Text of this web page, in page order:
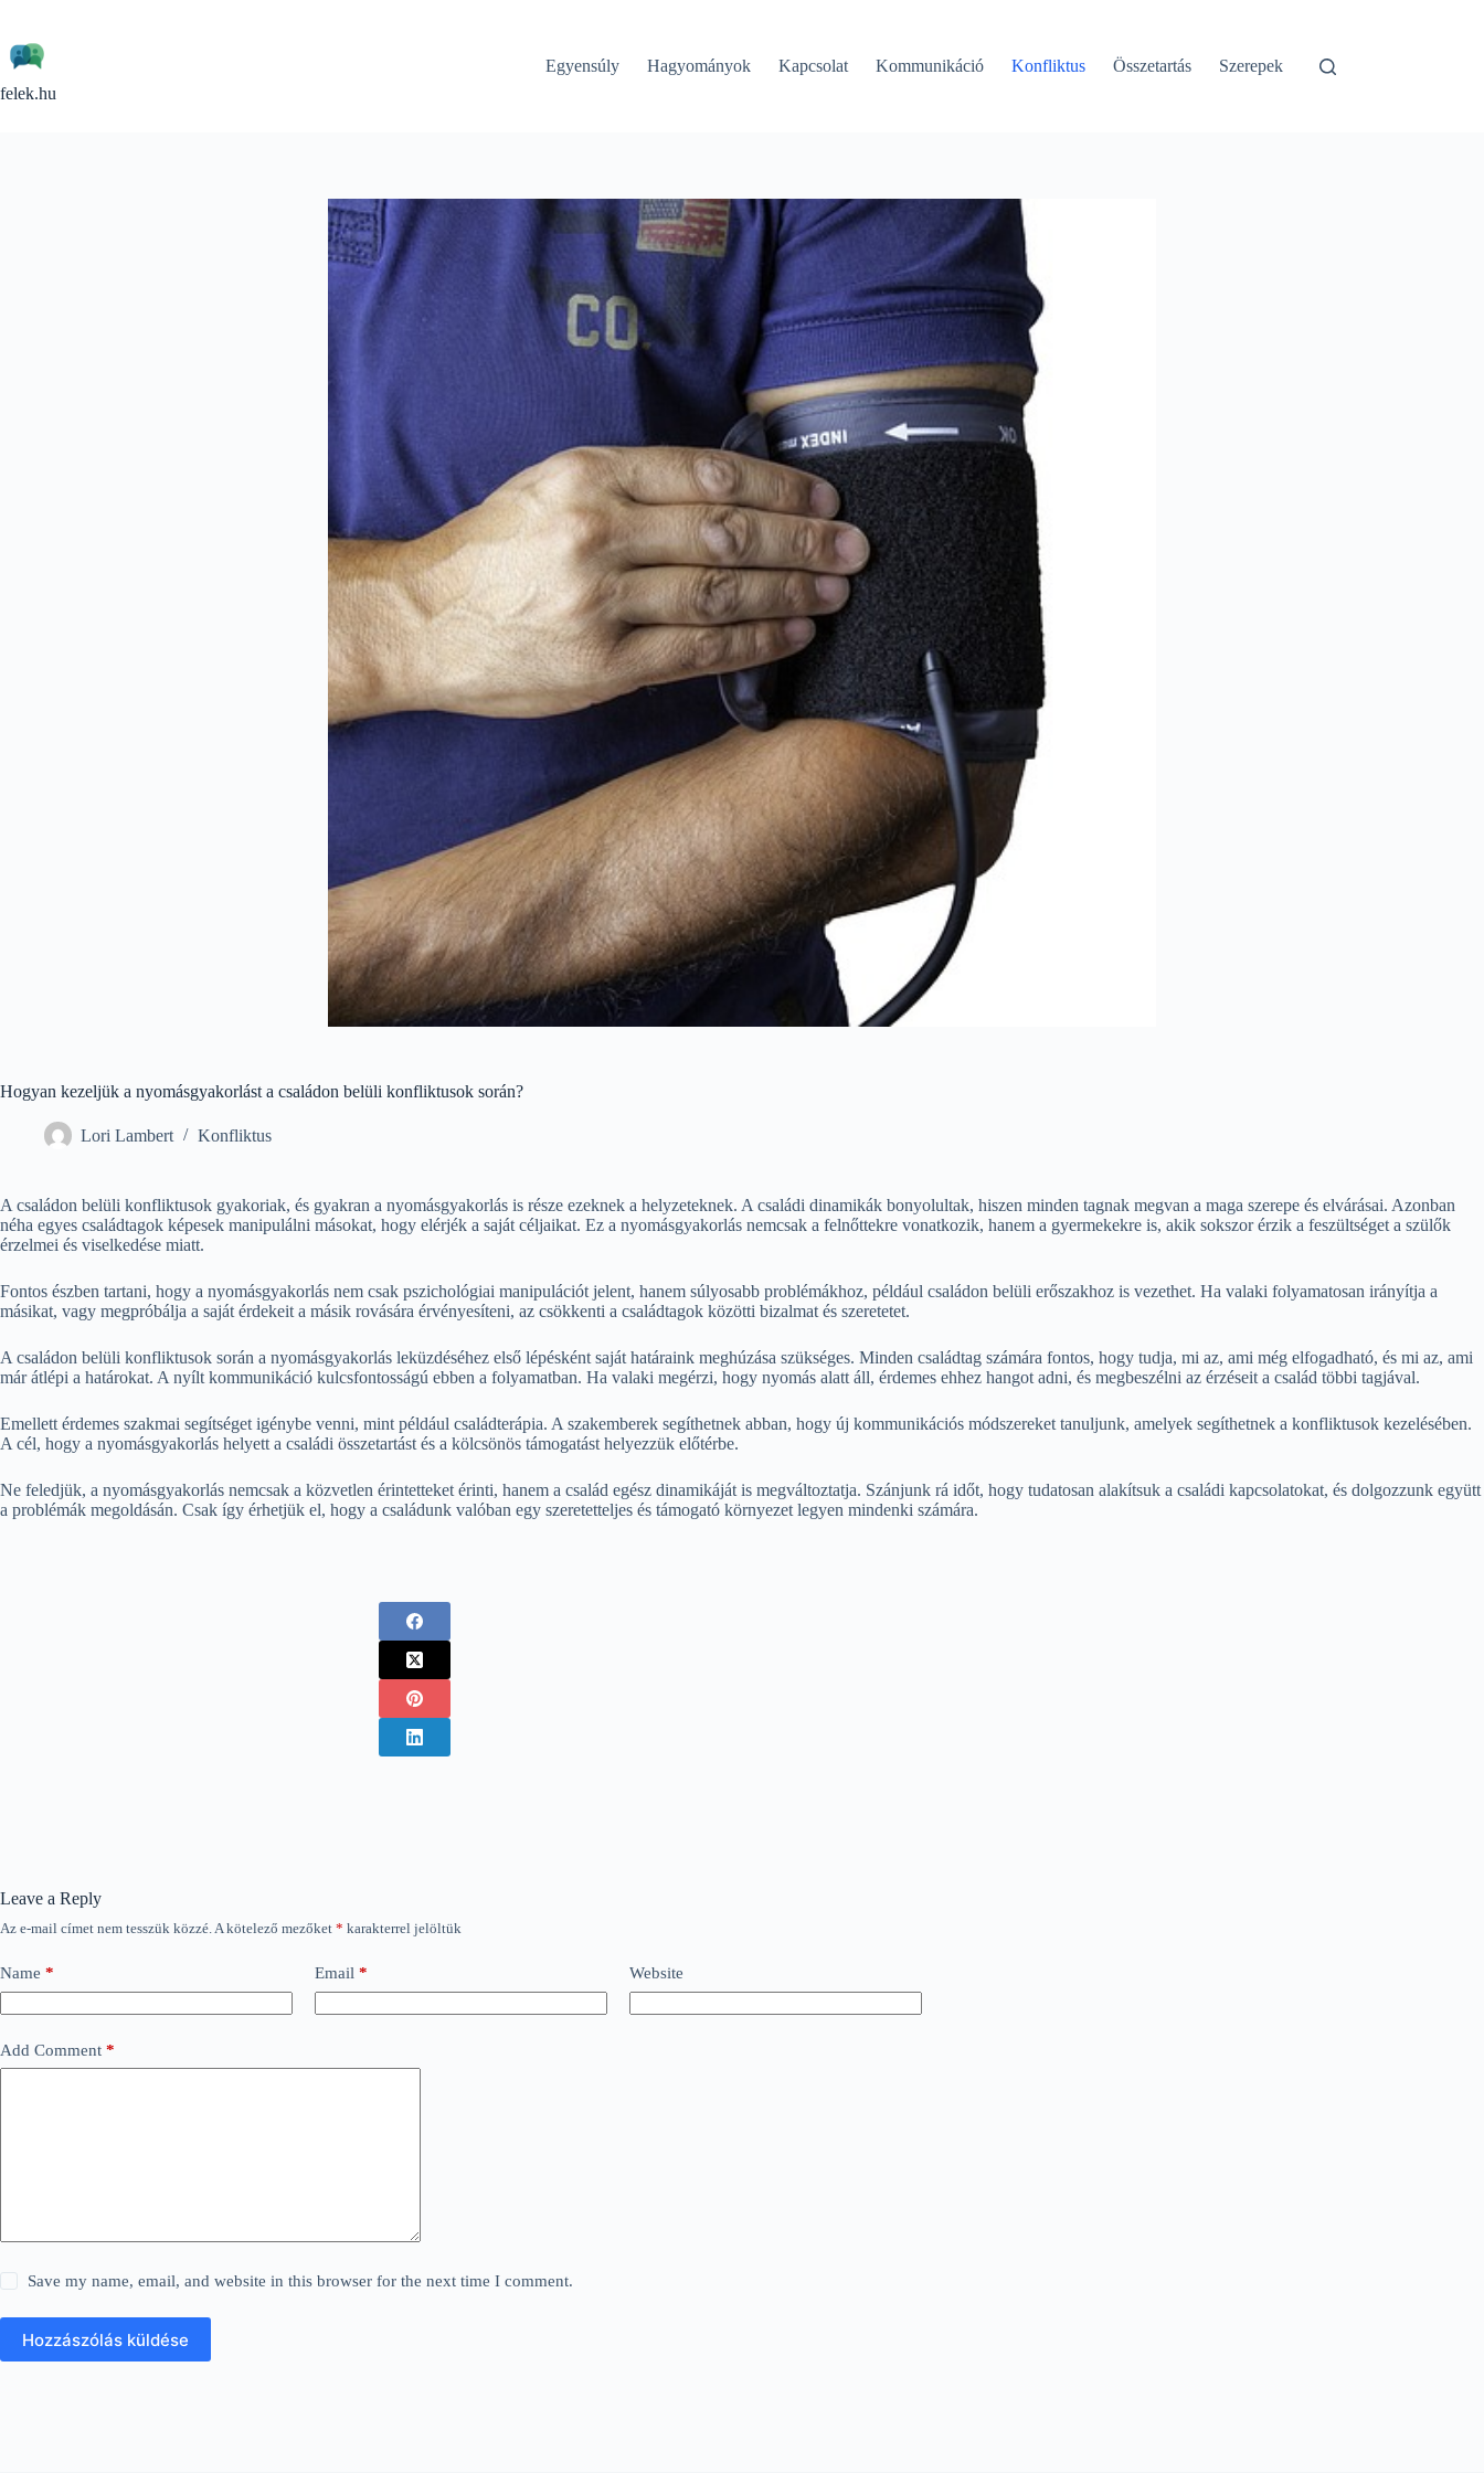
content
felek.hu
Egyensúly Hagyományok Kapcsolat Kommunikáció Konfliktus Összetartás Szerepek
Hogyan kezeljük a nyomásgyakorlást a családon belüli konfliktusok során?
Lori Lambert Konfliktus
A családon belüli konfliktusok gyakoriak, és gyakran a nyomásgyakorlás is része ezeknek a helyzeteknek. A családi dinamikák bonyolultak, hiszen minden tagnak megvan a maga szerepe és elvárásai. Azonban
néha egyes családtagok képesek manipulálni másokat, hogy elérjék a saját céljaikat. Ez a nyomásgyakorlás nemcsak a felnőttekre vonatkozik, hanem a gyermekekre is, akik sokszor érzik a feszültséget a szülők
érzelmei és viselkedése miatt.
Fontos észben tartani, hogy a nyomásgyakorlás nem csak pszichológiai manipulációt jelent, hanem súlyosabb problémákhoz, például családon belüli erőszakhoz is vezethet. Ha valaki folyamatosan irányítja a
másikat, vagy megpróbálja a saját érdekeit a másik rovására érvényesíteni, az csökkenti a családtagok közötti bizalmat és szeretetet.
A családon belüli konfliktusok során a nyomásgyakorlás leküzdéséhez első lépésként saját határaink meghúzása szükséges. Minden családtag számára fontos, hogy tudja, mi az, ami még elfogadható, és mi az, ami
már átlépi a határokat. A nyílt kommunikáció kulcsfontosságú ebben a folyamatban. Ha valaki megérzi, hogy nyomás alatt áll, érdemes ehhez hangot adni, és megbeszélni az érzéseit a család többi tagjával.
Emellett érdemes szakmai segítséget igénybe venni, mint például családterápia. A szakemberek segíthetnek abban, hogy új kommunikációs módszereket tanuljunk, amelyek segíthetnek a konfliktusok kezelésében.
A cél, hogy a nyomásgyakorlás helyett a családi összetartást és a kölcsönös támogatást helyezzük előtérbe.
Ne feledjük, a nyomásgyakorlás nemcsak a közvetlen érintetteket érinti, hanem a család egész dinamikáját is megváltoztatja. Szánjunk rá időt, hogy tudatosan alakítsuk a családi kapcsolatokat, és dolgozzunk együtt
a problémák megoldásán. Csak így érhetjük el, hogy a családunk valóban egy szeretetteljes és támogató környezet legyen mindenki számára.
Leave a Reply
Az e-mail címet nem tesszük közzé.A kötelező mezőket * karakterrel jelöltük
Name * Email * Website
Add Comment *
Save my name, email, and website in this browser for the next time I comment.
Hozzászólás küldése